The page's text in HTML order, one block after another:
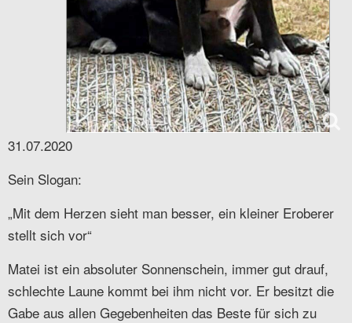
31.07.2020
Sein Slogan:
„Mit dem Herzen sieht man besser, ein kleiner Eroberer
stellt sich vor“
Matei ist ein absoluter Sonnenschein, immer gut drauf,
schlechte Laune kommt bei ihm nicht vor. Er besitzt die
Gabe aus allen Gegebenheiten das Beste für sich zu